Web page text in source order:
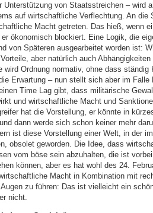
Unterstützung von Staatsstreichen – wird
auf wirtschaftliche Verflechtung. An die
Macht getreten. Das hieß, wenn
ökonomisch blockiert. Eine Logik, die
von Späteren ausgearbeitet worden ist:
aber natürlich auch Abhängigkeiten
wird Ordnung normativ, ohne dass ständig
Erwartung – nun stellt sich aber im Falle
Time Lag gibt, dass militärische
und wirtschaftliche Macht und
hat die Vorstellung, er könnte in
dann werde sich schon keiner mehr
ist diese Vorstellung einer Welt, in der
obsolet geworden. Die Idee, dass
vom böse sein abzuhalten, die ist
können, aber es hat wohl des 24.
Macht in Kombination mit
zu führen: Das ist vielleicht ein
nicht.